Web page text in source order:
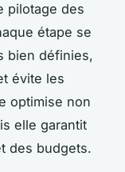
pilotage des
étape se
bien définies,
évite les
optimise non
elle garantit
des budgets.